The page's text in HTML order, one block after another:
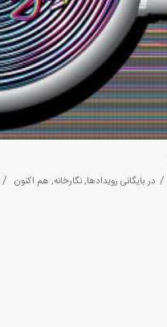
/ دربایگانی رویدادها,نگارخانه, هم اکنون /